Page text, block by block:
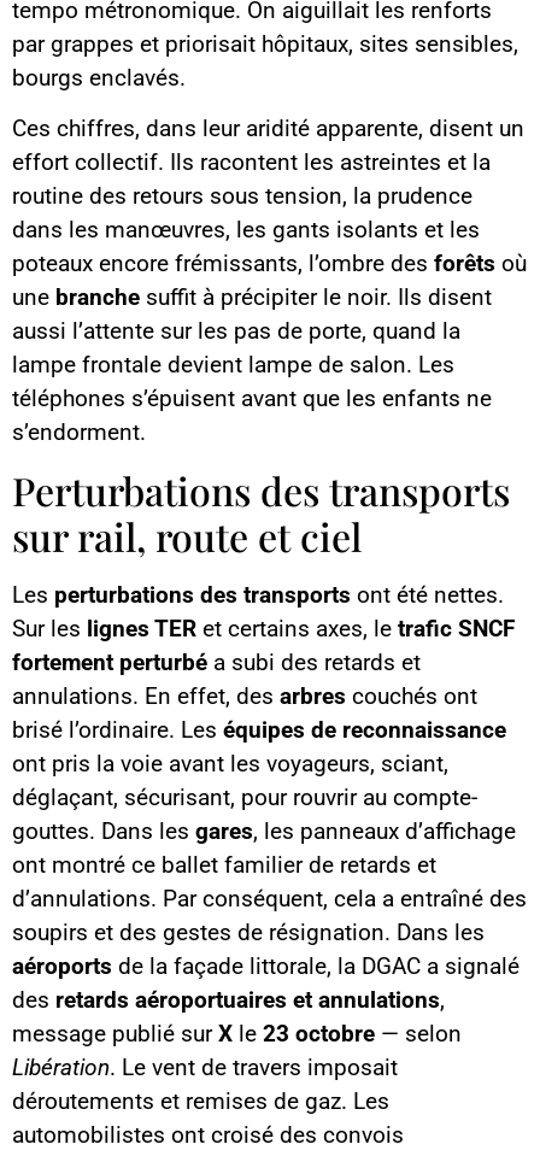
tempo métronomique. On aiguillait les renforts
par grappes et priorisait hôpitaux, sites sensibles,
bourgs enclavés.
Ces chiffres, dans leur aridité apparente, disent un
effort collectif. Ils racontent les astreintes et la
routine des retours sous tension, la prudence
dans les manœuvres, les gants isolants et les
poteaux encore frémissants, l’ombre des forêts où
une branche suffit à précipiter le noir. Ils disent
aussi l’attente sur les pas de porte, quand la
lampe frontale devient lampe de salon. Les
téléphones s’épuisent avant que les enfants ne
s’endorment.
Perturbations des transports
sur rail, route et ciel
Les perturbations des transports ont été nettes.
Sur les lignes TER et certains axes, le trafic SNCF
fortement perturbé a subi des retards et
annulations. En effet, des arbres couchés ont
brisé l’ordinaire. Les équipes de reconnaissance
ont pris la voie avant les voyageurs, sciant,
déglaçant, sécurisant, pour rouvrir au compte-
gouttes. Dans les gares, les panneaux d’affichage
ont montré ce ballet familier de retards et
d’annulations. Par conséquent, cela a entraîné des
soupirs et des gestes de résignation. Dans les
aéroports de la façade littorale, la DGAC a signalé
des retards aéroportuaires et annulations,
message publié surX le 23 octobre — selon
Libération. Le vent de travers imposait
déroutements et remises de gaz. Les
automobilistes ont croisé des convois